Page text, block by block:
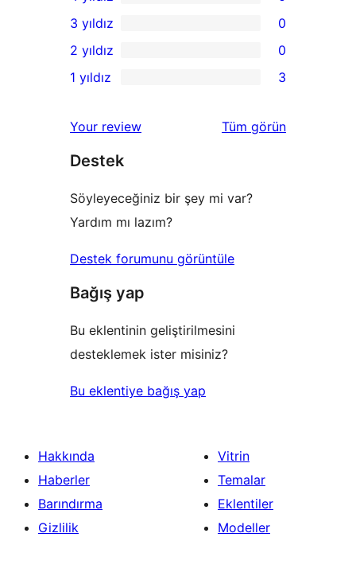
5
yıldızlı
inceleme
4
yıldızlı
inceleme
0
3
yıldızlı
3 yıldız 0
2
inceleme
2 yıldız 0
yıldızlı
inceleme
1 yıldız 3
Your review Tüm değerlendirmeleri
görün
Destek
Söyleyeceğiniz bir şey mi var?
Yardım mı lazım?
Destek forumunu görüntüle
Bağış yap
Bu eklentinin geliştirilmesini
desteklemek ister misiniz?
Bu eklentiye bağış yap
Hakkında
Haberler
Barındırma
Gizlilik
Vitrin
Temalar
Eklentiler
Modeller